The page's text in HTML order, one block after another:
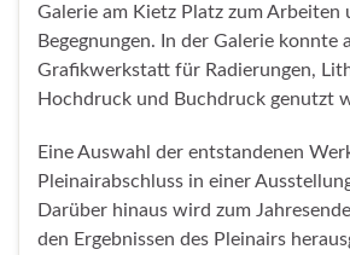
Galerie am Kietz Platz zum Arbeiten
Begegnungen. In der Galerie konnte
Grafikwerkstatt für Radierungen,
Hochdruck und Buchdruck genutzt
Eine Auswahl der entstandenen
Pleinairabschluss in einer
Darüber hinaus wird zum
den Ergebnissen des Pleinairs